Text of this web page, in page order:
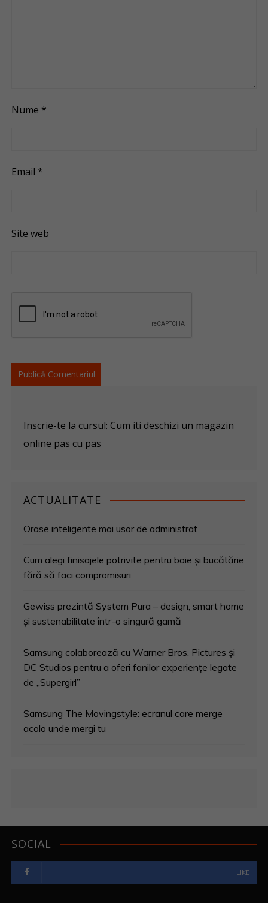
Nume *
Email *
Site web
Inscrie-te la cursul: Cum iti deschizi un magazin
online pas cu pas
ACTUALITATE
Orase inteligente mai usor de administrat
Cum alegi finisajele potrivite pentru baie și bucătărie
fără să faci compromisuri
Gewiss prezintă System Pura – design, smart home
și sustenabilitate într-o singură gamă
Samsung colaborează cu Warner Bros. Pictures și
DC Studios pentru a oferi fanilor experiențe legate
de „Supergirl”
Samsung The Movingstyle: ecranul care merge
acolo unde mergi tu
SOCIAL
LIKE